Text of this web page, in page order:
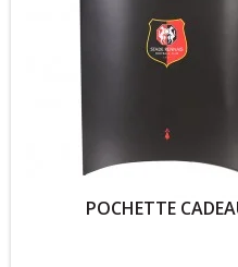
POCHETTE